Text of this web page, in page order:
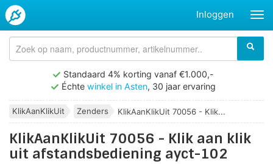
Inloggen
Standaard 4% korting vanaf €1.000,-
Échte winkel in Asten, 30 jaar ervaring
KlikAanKlikUit Zenders KlikAanKlikUit 70056 - Klik...
KlikAanKlikUit 70056 - Klik aan klik
uit afstandsbediening ayct-102